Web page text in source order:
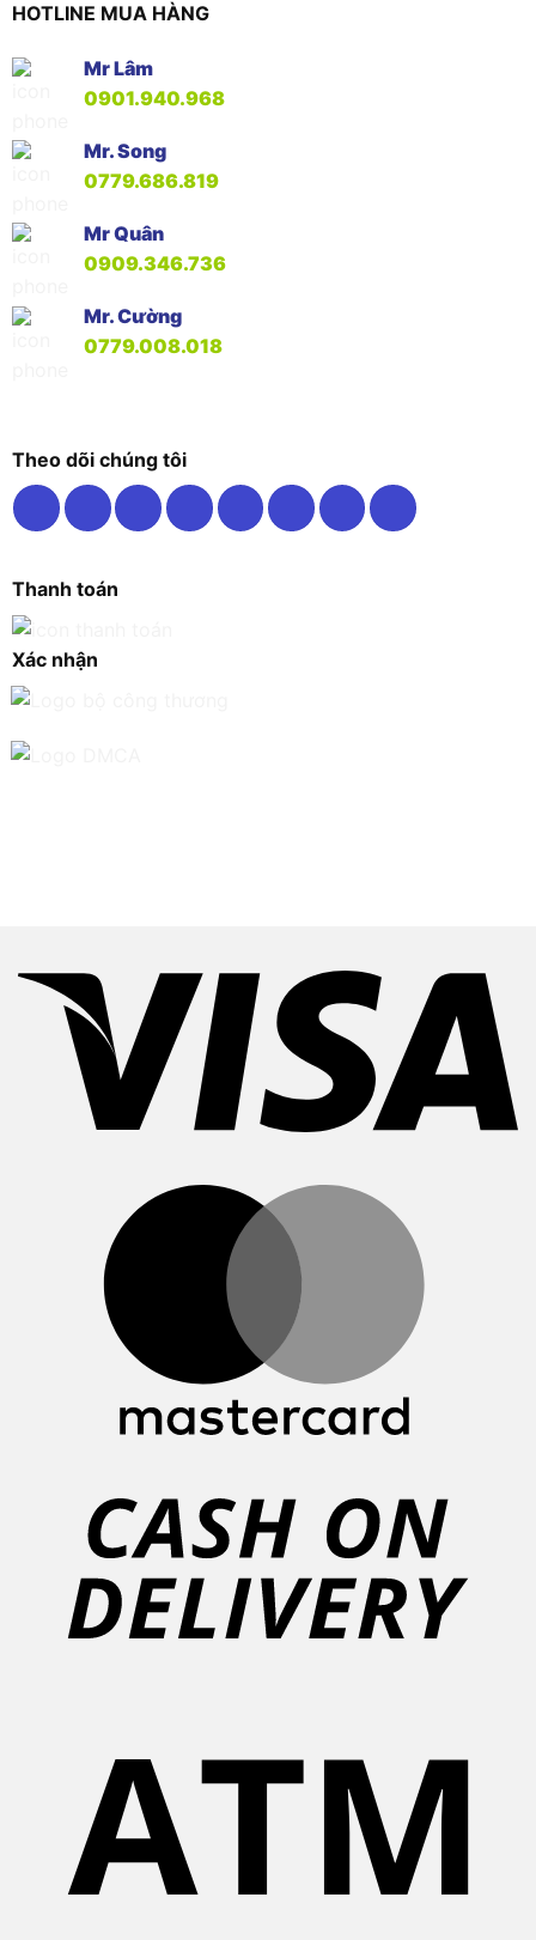
HOTLINE MUA HÀNG
Mr Lâm
0901.940.968
Mr. Song
0779.686.819
Mr Quân
0909.346.736
Mr. Cường
0779.008.018
Theo dõi chúng tôi
Thanh toán
Xác nhận